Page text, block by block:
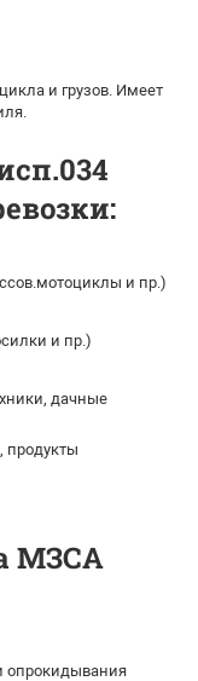
и грузов. Имеет
и пр.)
и пр.)
дачные
продукты
МЗСА
опрокидывания